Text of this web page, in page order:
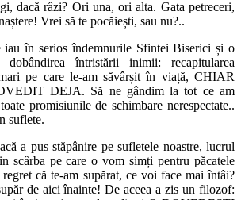
dacă râzi? Ori una, ori alta. Gata petreceri,
Vrei să te pocăiești, sau nu?..
iau în serios îndemnurile Sfintei Biserici și o
întristării inimii: recapitularea
pe care le-am săvârșit în viață, CHIAR
DEJA. Să ne gândim la tot ce am
promisiunile de schimbare nerespectate..
suflete.
a pus stăpânire pe sufletele noastre, lucrul
scârba pe care o vom simți pentru păcatele
că te-am supărat, ce voi face mai întâi?
de aici înainte! De aceea a zis un filozof: